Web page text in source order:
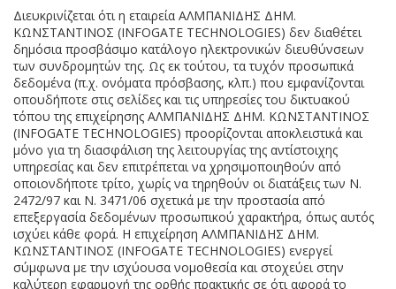
Διευκρινίζεται ότι η εταιρεία ΑΛΜΠΑΝΙΔΗΣ ΔΗΜ.
ΚΩΝΣΤΑΝΤΙΝΟΣ (INFOGATE TECHNOLOGIES) δεν διαθέτει
δημόσια προσβάσιμο κατάλογο ηλεκτρονικών διευθύνσεων
των συνδρομητών της. Ως εκ τούτου, τα τυχόν προσωπικά
δεδομένα (π.χ. ονόματα πρόσβασης, κλπ.) που εμφανίζονται
οπουδήποτε στις σελίδες και τις υπηρεσίες του δικτυακού
τόπου της επιχείρησης ΑΛΜΠΑΝΙΔΗΣ ΔΗΜ. ΚΩΝΣΤΑΝΤΙΝΟΣ
(INFOGATE TECHNOLOGIES) προορίζονται αποκλειστικά και
μόνο για τη διασφάλιση της λειτουργίας της αντίστοιχης
υπηρεσίας και δεν επιτρέπεται να χρησιμοποιηθούν από
οποιονδήποτε τρίτο, χωρίς να τηρηθούν οι διατάξεις των Ν.
2472/97 και Ν. 3471/06 σχετικά με την προστασία από
επεξεργασία δεδομένων προσωπικού χαρακτήρα, όπως αυτός
ισχύει κάθε φορά. Η επιχείρηση ΑΛΜΠΑΝΙΔΗΣ ΔΗΜ.
ΚΩΝΣΤΑΝΤΙΝΟΣ (INFOGATE TECHNOLOGIES) ενεργεί
σύμφωνα με την ισχύουσα νομοθεσία και στοχεύει στην
καλύτερη εφαρμογή της ορθής πρακτικής σε ότι αφορά το